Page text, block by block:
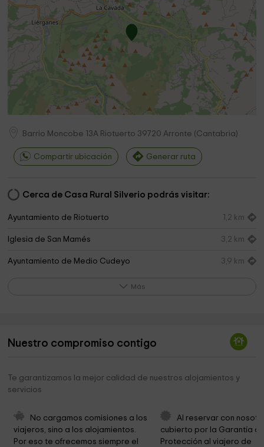
Barrio Moncobe 13A Riotuerto 39720Arronte (Cantabria)
Compartir ubicación Generar ruta
Cerca de Casa Rural Silverio podrás visitar:
Ayuntamiento de Riotuerto 1,2 km
Iglesia de San Mamés 3,2 km
Ayuntamiento de Medio Cudeyo 3,9 km
Ecomuseum Fluviarium of Liérganes
Iglesia de San Vicente 4,5 km
City Council Entrambasaguas
Iglesia de Santa Marina
Iglesia de San Roque
Más
Nuestro compromiso contigo
Te garantizamos la mejor calidad de nuestros alojamientos y
servicios
No cargamos comisiones a los
viajeros, sino a los alojamientos.
Por eso te ofrecemos siempre el
Al reservar con
cubierto por la Garantía
Protección al viajero de